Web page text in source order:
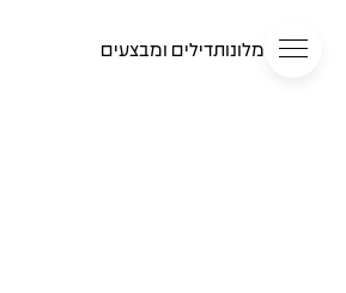
מלונותדילים ומבצעים